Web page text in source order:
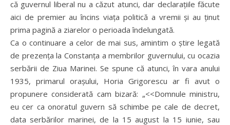
că guvernul liberal nu a căzut atunci, dar declarațiile făcute
aici de premier au încins viața politică a vremii și au ținut
prima pagină a ziarelor o perioada îndelungată.
Ca o continuare a celor de mai sus, amintim o știre legată
de prezența la Constanța a membrilor guvernului, cu ocazia
serbării de Ziua Marinei. Se spune că atunci, în vara anului
1935, primarul orașului, Horia Grigorescu ar fi avut o
propunere considerată cam bizară: „<<Domnule ministru,
eu cer ca onoratul guvern să schimbe pe cale de decret,
data serbărilor marinei, de la 15 august la 15 iunie, sau